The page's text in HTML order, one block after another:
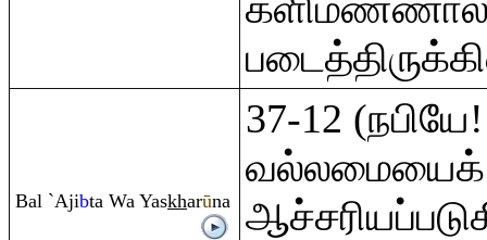
Bal `Ajibta Wa Yaskharūna
37-12
வல்லமையைக்